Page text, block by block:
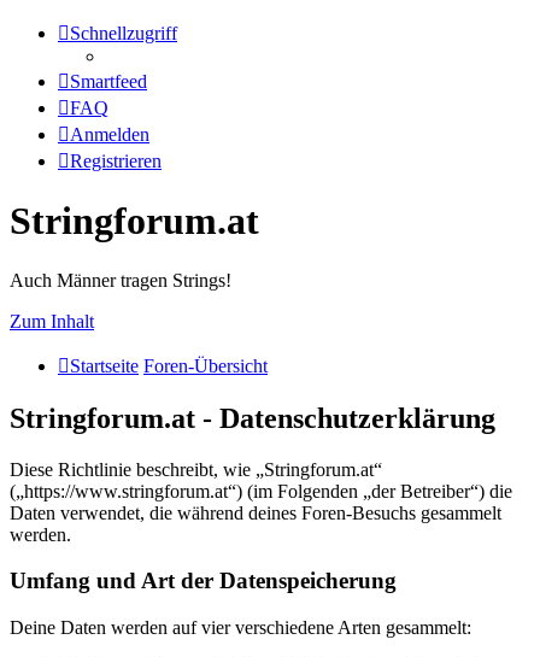
Schnellzugriff
Smartfeed
FAQ
Anmelden
Registrieren
Stringforum.at
Auch Männer tragen Strings!
Zum Inhalt
Startseite Foren-Übersicht
Stringforum.at - Datenschutzerklärung
Diese Richtlinie beschreibt, wie „Stringforum.at“
(„https://www.stringforum.at“) (im Folgenden „der Betreiber“) die
Daten verwendet, die während deines Foren-Besuchs gesammelt
werden.
Umfang und Art der Datenspeicherung
Deine Daten werden auf vier verschiedene Arten gesammelt: